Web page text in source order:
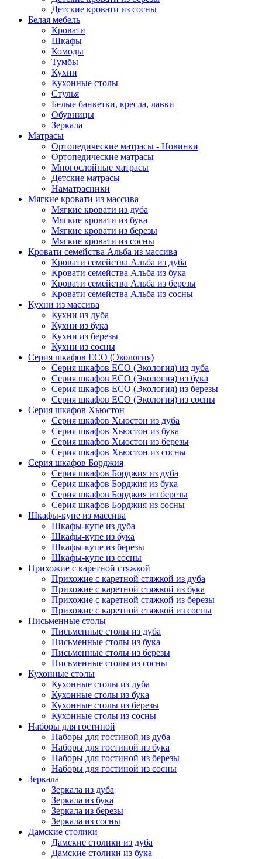
Детские кровати из сосны
Белая мебель
Кровати
Шкафы
Комоды
Тумбы
Кухни
Кухонные столы
Стулья
Белые банкетки, кресла, лавки
Обувницы
Зеркала
Матрасы
Ортопедические матрасы - Новинки
Ортопедические матрасы
Многослойные матрасы
Детские матрасы
Наматрасники
Мягкие кровати из массива
Мягкие кровати из дуба
Мягкие кровати из бука
Мягкие кровати из березы
Мягкие кровати из сосны
Кровати семейства Альба из массива
Кровати семейства Альба из дуба
Кровати семейства Альба из бука
Кровати семейства Альба из березы
Кровати семейства Альба из сосны
Кухни из массива
Кухни из дуба
Кухни из бука
Кухни из березы
Кухни из сосны
Серия шкафов ECO (Экология)
Серия шкафов ECO (Экология) из дуба
Серия шкафов ECO (Экология) из бука
Серия шкафов ECO (Экология) из березы
Серия шкафов ECO (Экология) из сосны
Серия шкафов Хьюстон
Серия шкафов Хьюстон из дуба
Серия шкафов Хьюстон из бука
Серия шкафов Хьюстон из березы
Серия шкафов Хьюстон из сосны
Серия шкафов Борджия
Серия шкафов Борджия из дуба
Серия шкафов Борджия из бука
Серия шкафов Борджия из березы
Серия шкафов Борджия из сосны
Шкафы-купе из массива
Шкафы-купе из дуба
Шкафы-купе из бука
Шкафы-купе из березы
Шкафы-купе из сосны
Прихожие с каретной стяжкой
Прихожие с каретной стяжкой из дуба
Прихожие с каретной стяжкой из бука
Прихожие с каретной стяжкой из березы
Прихожие с каретной стяжкой из сосны
Письменные столы
Письменные столы из дуба
Письменные столы из бука
Письменные столы из березы
Письменные столы из сосны
Кухонные столы
Кухонные столы из дуба
Кухонные столы из бука
Кухонные столы из березы
Кухонные столы из сосны
Наборы для гостиной
Наборы для гостиной из дуба
Наборы для гостиной из бука
Наборы для гостиной из березы
Наборы для гостиной из сосны
Зеркала
Зеркала из дуба
Зеркала из бука
Зеркала из березы
Зеркала из сосны
Дамские столики
Дамские столики из дуба
Дамские столики из бука